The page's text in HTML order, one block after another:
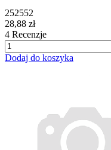
252552
28,88 zł
4 Recenzje
Dodaj do koszyka